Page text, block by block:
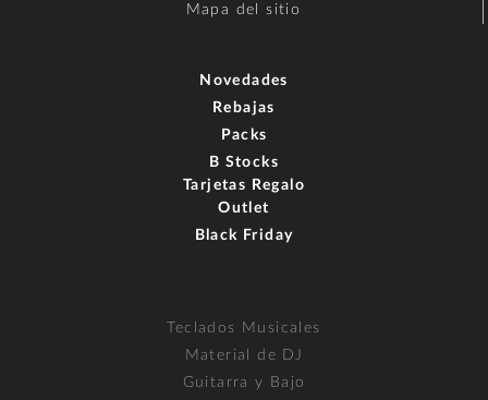
Mapa del sitio
Novedades
Rebajas
Packs
B Stocks
Tarjetas Regalo
Outlet
Black Friday
Teclados Musicales
Material de DJ
Guitarra y Bajo